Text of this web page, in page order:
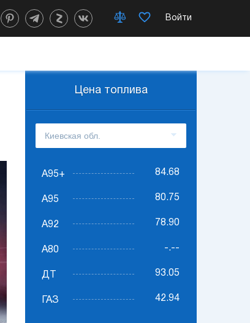
Войти
Цена топлива
А95+ 84.68
А95 80.75
А92 78.90
А80 -.--
ДТ 93.05
ГАЗ 42.94